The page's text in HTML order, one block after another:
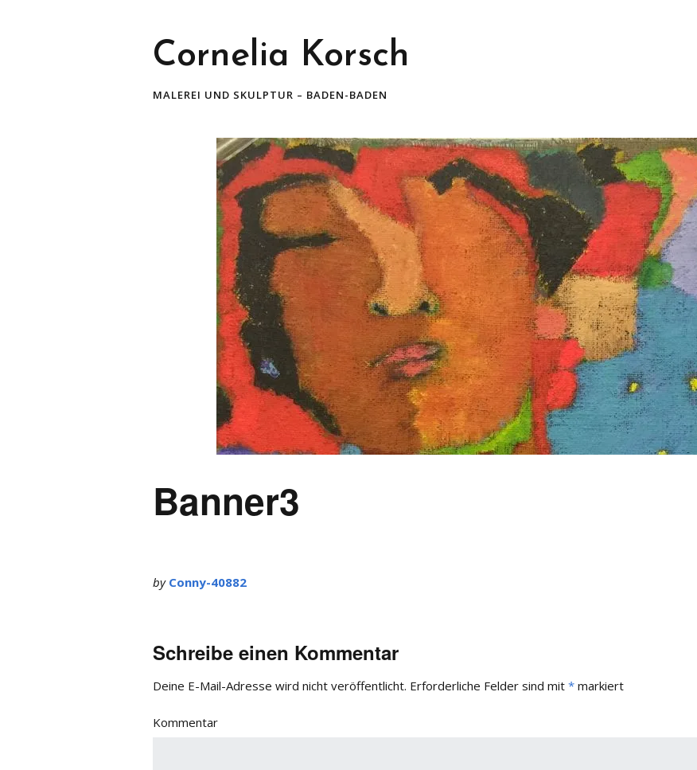
Cornelia Korsch
MALEREI UND SKULPTUR – BADEN-BADEN
Banner3
by Conny-40882
Schreibe einen Kommentar
Deine E-Mail-Adresse wird nicht veröffentlicht. Erforderliche Felder sind mit * markiert
Kommentar